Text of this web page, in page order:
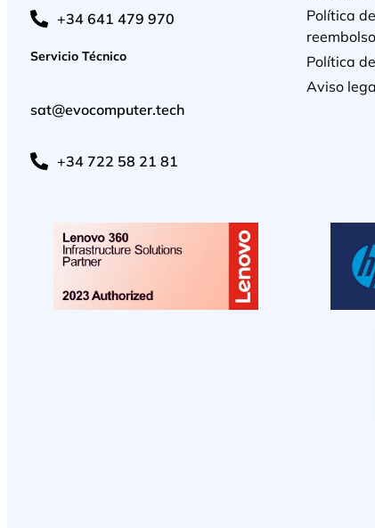
+34 641 479 970
Servicio Técnico
sat@evocomputer.tech
+34 722 58 21 81
Política
Política
Aviso